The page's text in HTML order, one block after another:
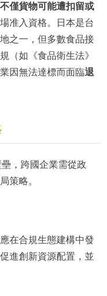
僅貨物可能遭扣留或
准入資格。日本是台
之一，但多數食品接
（如《食品衛生法》
因無法達標而面臨退
，跨國企業需從政
策略。
在合規生態建構中發
進創新資源配置，並